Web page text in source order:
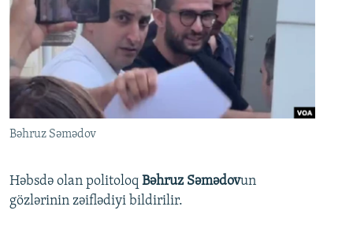
Bəhruz Səmədov
Həbsdə olan politoloq Bəhruz Səmədovun
gözlərinin zəiflədiyi bildirilir.